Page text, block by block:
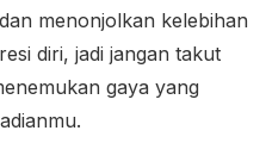
menonjolkan kelebihan
diri, jadi jangan takut
gaya yang